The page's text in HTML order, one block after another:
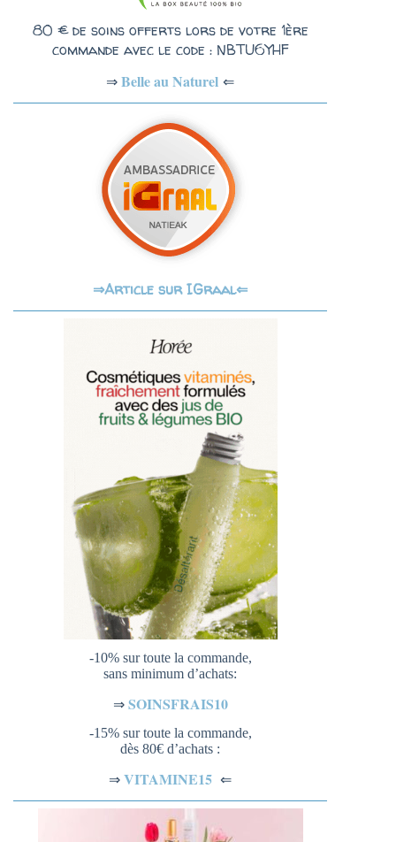
80 € de soins offerts lors de votre 1ère
commande avec le code : NBTU6YHF
⇒Belle au Naturel ⇐
⇒Article sur IGraal⇐
-10% sur toute la commande,
sans minimum d’achats:
⇒ SOINSFRAIS10
-15% sur toute la commande,
dès 80€ d’achats :
⇒VITAMINE15 ⇐